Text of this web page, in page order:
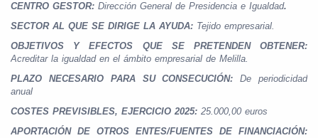
CENTRO GESTOR: Dirección General de Presidencia e Igualdad.
SECTOR AL QUE SE DIRIGE LA AYUDA: Tejido empresarial.
OBJETIVOS Y EFECTOS QUE SE PRETENDEN OBTENER:
Acreditar la igualdad en el ámbito empresarial de Melilla.
PLAZO NECESARIO PARA SU CONSECUCIÓN:De periodicidad
anual
COSTES PREVISIBLES, EJERCICIO 2025: 25.000,00 euros
APORTACIÓN DE OTROS ENTES/FUENTES DE FINANCIACIÓN: